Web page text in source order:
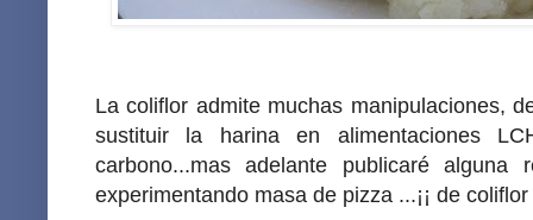
La coliflor admite muchas manipulaciones,
sustituir la harina en alimentaciones
carbono...mas adelante publicaré
experimentando masa de pizza ...¡¡ de